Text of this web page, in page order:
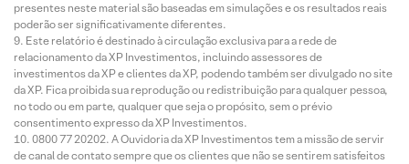
presentes neste material são baseadas em simulações e os resultados reais
poderão ser significativamente diferentes.
Este relatório é destinado à circulação exclusiva para a rede de
relacionamento da XP Investimentos, incluindo assessores de
investimentos da XP e clientes da XP, podendo também ser divulgado no site
da XP. Fica proibida sua reprodução ou redistribuição para qualquer pessoa,
no todo ou em parte, qualquer que seja o propósito, sem o prévio
consentimento expresso da XP Investimentos.
0800 77 20202. A Ouvidoria da XP Investimentos tem a missão de servir
de canal de contato sempre que os clientes que não se sentirem satisfeitos